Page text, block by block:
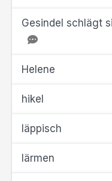
Gesindel schlägt
Helene
hikel
läppisch
lärmen